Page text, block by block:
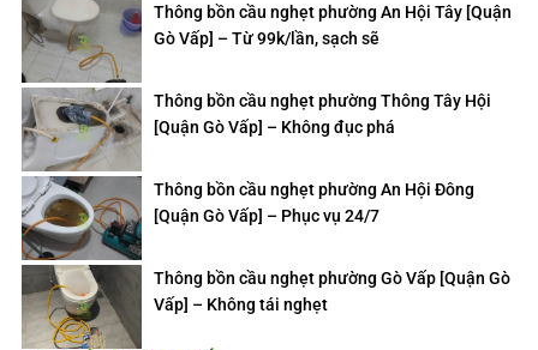
Thông bồn cầu nghẹt phường An Hội Tây [Quận
Gò Vấp] – Từ 99k/lần, sạch sẽ
Thông bồn cầu nghẹt phường Thông Tây Hội
[Quận Gò Vấp] – Không đục phá
Thông bồn cầu nghẹt phường An Hội Đông
[Quận Gò Vấp] – Phục vụ 24/7
Thông bồn cầu nghẹt phường Gò Vấp [Quận Gò
Vấp] – Không tái nghẹt